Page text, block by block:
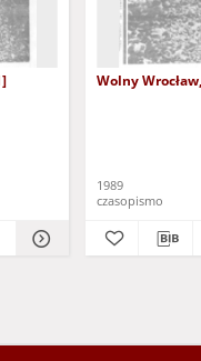
Wolny
1989
czasopismo